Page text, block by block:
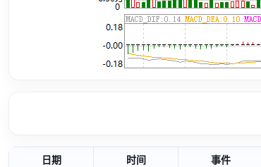
日期 时间 事件